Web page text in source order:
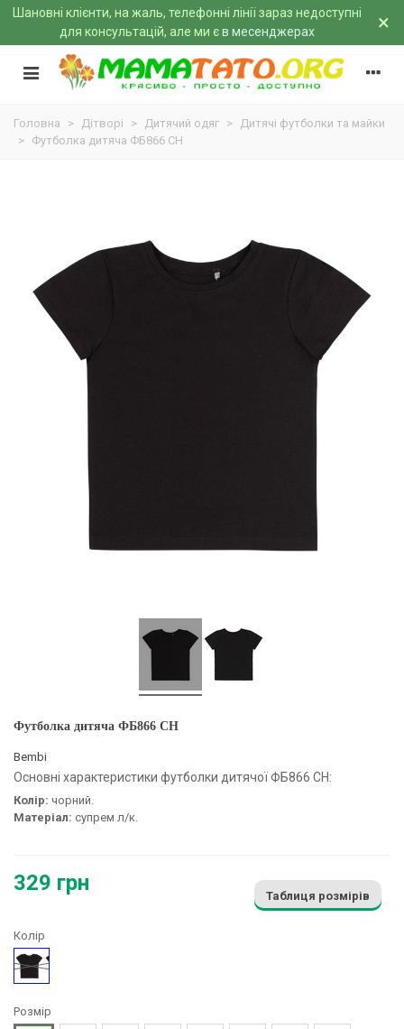
Шановні клієнти, на жаль, телефонні лінії зараз недоступні
для консультацій, але ми єв месенджерах ×
Головна > Дітворі > Дитячий одяг > Дитячі футболки та майки
> Футболка дитяча ФБ866 CH
Футболка дитяча ФБ866 CH
Bembi
Основні характеристики футболки дитячої ФБ866 CH:
Колір: чорний.
Матеріал: супрем л/к.
329 грн
Таблиця розмірів
Колір
Чорний
Розмір